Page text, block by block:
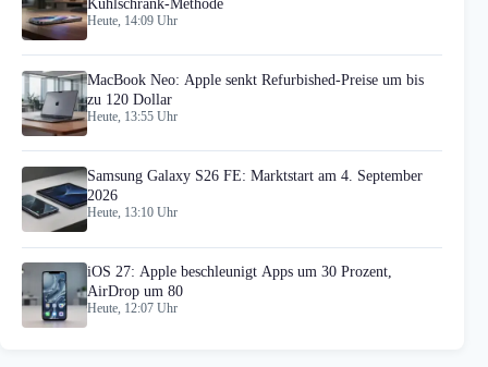
Kühlschrank-Methode
Heute, 14:09 Uhr
MacBook Neo: Apple senkt Refurbished-Preise um bis
zu 120 Dollar
Heute, 13:55 Uhr
Samsung Galaxy S26 FE: Marktstart am 4. September
2026
Heute, 13:10 Uhr
iOS 27: Apple beschleunigt Apps um 30 Prozent,
AirDrop um 80
Heute, 12:07 Uhr